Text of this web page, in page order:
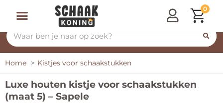
0
Home Kistjes voor schaakstukken
Luxe houten kistje voor schaakstukken
(maat 5) – Sapele